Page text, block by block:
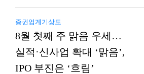
증권업계기상도
8월 첫째 주 맑음 우세…
실적·신사업 확대 ‘맑음’,
IPO 부진은 ‘흐림’